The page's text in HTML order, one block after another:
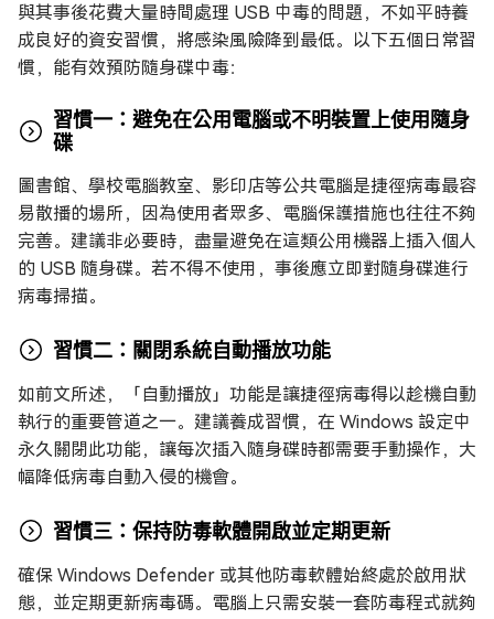
與其事後花費大量時間處理 USB 中毒的問題，不如平時養
成良好的資安習慣，將感染風險降到最低。以下五個日常習
慣，能有效預防隨身碟中毒：
習慣一：避免在公用電腦或不明裝置上使用隨身
碟
圖書館、學校電腦教室、影印店等公共電腦是捷徑病毒最容
易散播的場所，因為使用者眾多、電腦保護措施也往往不夠
完善。建議非必要時，盡量避免在這類公用機器上插入個人
的 USB 隨身碟。若不得不使用，事後應立即對隨身碟進行
病毒掃描。
習慣二：關閉系統自動播放功能
如前文所述，「自動播放」功能是讓捷徑病毒得以趁機自動
執行的重要管道之一。建議養成習慣，在 Windows 設定中
永久關閉此功能，讓每次插入隨身碟時都需要手動操作，大
幅降低病毒自動入侵的機會。
習慣三：保持防毒軟體開啟並定期更新
確保 Windows Defender 或其他防毒軟體始終處於啟用狀
態，並定期更新病毒碼。電腦上只需安裝一套防毒程式就夠